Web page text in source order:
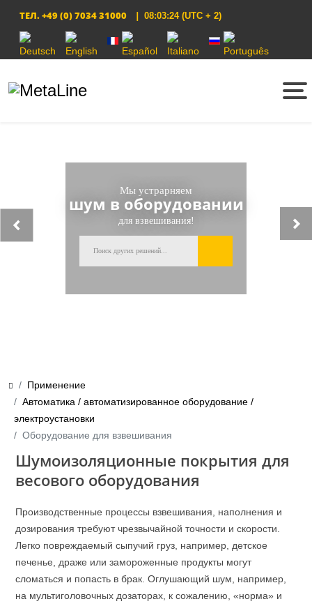
ТЕЛ.+49 (0) 7034 31000 | 08:03:24 (UTC + 2)
Выберите язык
Мы устрарняем
шум в оборудовании
для взвешивания!
Применение
Автоматика / автоматизированное оборудование /
электроустановки
Оборудование для взвешивания
Шумоизоляционные покрытия для
весового оборудования
Производственные процессы взвешивания, наполнения и
дозирования требуют чрезвычайной точности и скорости.
Легко повреждаемый сыпучий груз, например, детское
печенье, драже или замороженные продукты могут
сломаться и попасть в брак. Оглушающий шум, например,
на мультиголовочных дозаторах, к сожалению, «норма» и